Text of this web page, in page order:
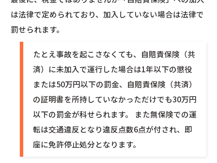
は法律で定められており、加入していない場合は法律で
罰せられます。
たとえ事故を起こさなくても、自賠責保険（共
済）に未加入で運行した場合は1年以下の懲役
または50万円以下の罰金、自賠責保険（共済）
の証明書を所持していなかっただけでも30万円
以下の罰金が科せられます。 また無保険での運
転は交通違反となり違反点数6点が付され、即
座に免許停止処分となります。